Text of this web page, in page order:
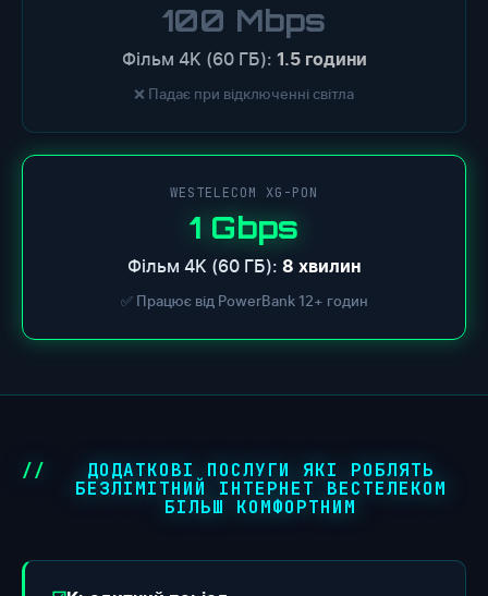
100 Mbps
Фільм 4K (60 ГБ): 1.5 години
❌ Падає при відключенні світла
WESTELECOM XG-PON
1 Gbps
Фільм 4K (60 ГБ): 8 хвилин
✅ Працює від PowerBank 12+ годин
ДОДАТКОВІ ПОСЛУГИ ЯКІ РОБЛЯТЬ
БЕЗЛІМІТНИЙ ІНТЕРНЕТ ВЕСТЕЛЕКОМ
БІЛЬШ КОМФОРТНИМ